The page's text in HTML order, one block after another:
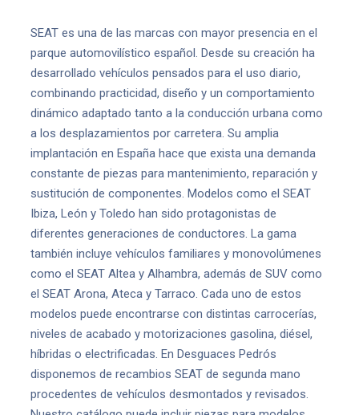
SEAT es una de las marcas con mayor presencia en el
parque automovilístico español. Desde su creación ha
desarrollado vehículos pensados para el uso diario,
combinando practicidad, diseño y un comportamiento
dinámico adaptado tanto a la conducción urbana como
a los desplazamientos por carretera. Su amplia
implantación en España hace que exista una demanda
constante de piezas para mantenimiento, reparación y
sustitución de componentes. Modelos como el SEAT
Ibiza, León y Toledo han sido protagonistas de
diferentes generaciones de conductores. La gama
también incluye vehículos familiares y monovolúmenes
como el SEAT Altea y Alhambra, además de SUV como
el SEAT Arona, Ateca y Tarraco. Cada uno de estos
modelos puede encontrarse con distintas carrocerías,
niveles de acabado y motorizaciones gasolina, diésel,
híbridas o electrificadas. En Desguaces Pedrós
disponemos de recambios SEAT de segunda mano
procedentes de vehículos desmontados y revisados.